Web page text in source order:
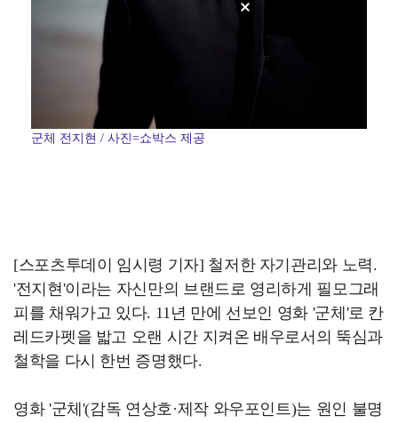
군체 전지현 / 사진=쇼박스 제공
[스포츠투데이 임시령 기자] 철저한 자기관리와 노력.
'전지현'이라는 자신만의 브랜드로 영리하게 필모그래
피를 채워가고 있다. 11년 만에 선보인 영화 '군체'로 칸
레드카펫을 밟고 오랜 시간 지켜온 배우로서의 뚝심과
철학을 다시 한번 증명했다.
영화 '군체'(감독 연상호·제작 와우포인트)는 원인 불명